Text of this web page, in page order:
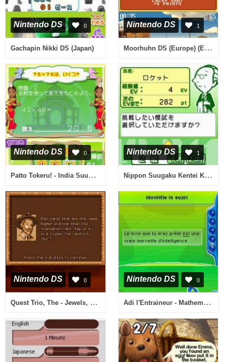
Nintendo DS 0
Gachapin Nikki DS (Japan)
Nintendo DS 1
Moorhuhn DS (Europe) (En,Fr,De,Es,It,Nl)
Nintendo DS 0
Patto Tokeru! - India Suugaku Drill DS - Jiman Shitaku Naru Anzan Hou (Japan)
Nintendo DS 1
Nippon Suugaku Kentei Kyoukai Kounin - Suken DS - Otona ga Tokenai! Kodomo no Sansuu (Japan)
Nintendo DS 0
Quest Trio, The - Jewels, Cards and Tiles (USA)
Nintendo DS 0
Adi l'Entraineur - Mathematiques, Francais 6e & 5e (France)